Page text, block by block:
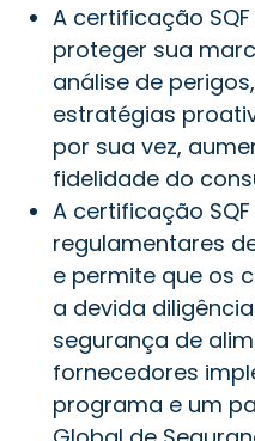
A certificação
proteger sua
análise de
estratégias
por sua vez,
fidelidade do
A certificação
regulamentares
e permite que os
a devida
segurança de
fornecedores
programa e um